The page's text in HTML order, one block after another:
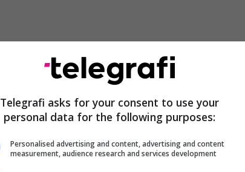
Telegrafi asks for your consent to use your
personal data for the following purposes:
Personalised advertising and content, advertising and content
measurement, audience research and services development